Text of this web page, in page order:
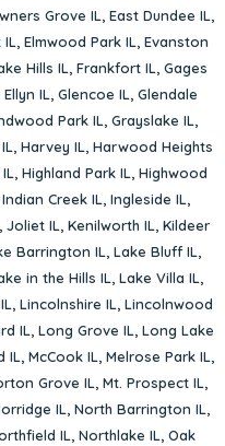
Grove IL, East Dundee IL,
IL, Elmwood Park IL, Evanston
Hills IL, Frankfort IL, Gages
Ellyn IL, Glencoe IL, Glendale
Park IL, Grayslake IL,
, Harvey IL, Harwood Heights
, Highland Park IL, Highwood
Indian Creek IL, Ingleside IL,
Joliet IL, Kenilworth IL, Kildeer
Barrington IL, Lake Bluff IL,
in the Hills IL, Lake Villa IL,
, Lincolnshire IL, Lincolnwood
IL, Long Grove IL, Long Lake
IL, McCook IL, Melrose Park IL,
Grove IL, Mt. Prospect IL,
IL, North Barrington IL,
IL, Northlake IL, Oak